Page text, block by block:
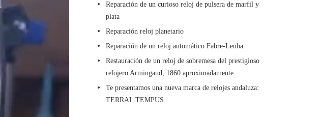
Reparación de un curioso reloj de pulsera de marfil y
plata
Reparación reloj planetario
Reparación de un reloj automático Fabre-Leuba
Restauración de un reloj de sobremesa del prestigioso
relojero Armingaud, 1860 aproximadamente
Te presentamos una nueva marca de relojes andaluza:
TERRAL TEMPUS